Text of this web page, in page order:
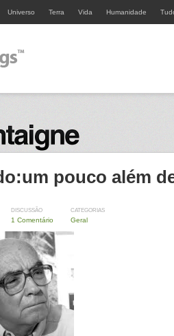
Universo Terra Vida Humanidade
pouco além
DISCUSSÃO
1 Comentário
CATEGORIAS
Geral
ferramentas